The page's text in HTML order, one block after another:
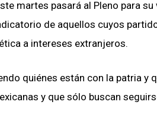
martes pasará al Pleno para
de aquellos cuyos
a intereses extranjeros.
quiénes están con la patria
y que sólo buscan